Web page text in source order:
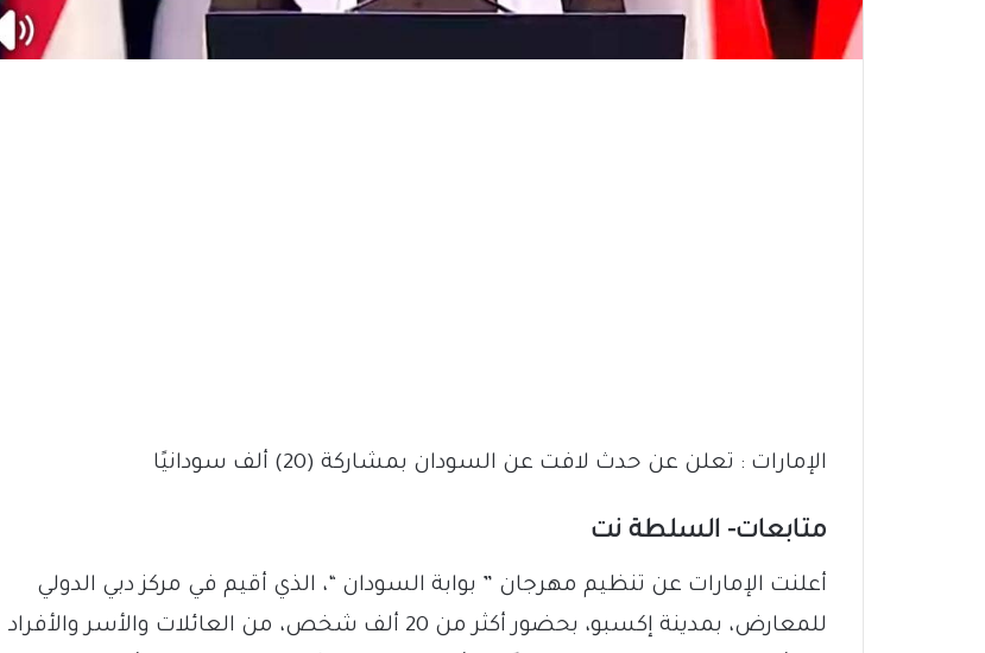
الإمارات : تعلن عن حدث لافت عن السودان بمشاركة (20) ألف سودانيًا
متابعات- السلطة نت
أعلنت الإمارات عن تنظيم مهرجان ” بوابة السودان “، الذي أقيم في مركز دبي الدولي
للمعارض، بمدينة إكسبو، بحضور أكثر من 20 ألف شخص، من العائلات والأسر والأفراد